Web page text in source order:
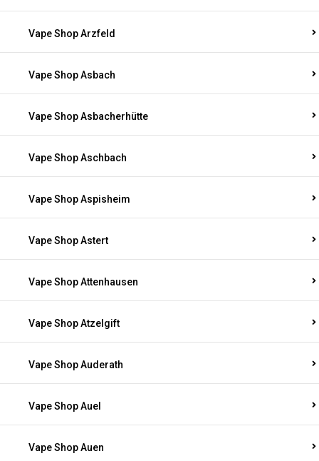
Vape Shop Arzfeld
Vape Shop Asbach
Vape Shop Asbacherhütte
Vape Shop Aschbach
Vape Shop Aspisheim
Vape Shop Astert
Vape Shop Attenhausen
Vape Shop Atzelgift
Vape Shop Auderath
Vape Shop Auel
Vape Shop Auen